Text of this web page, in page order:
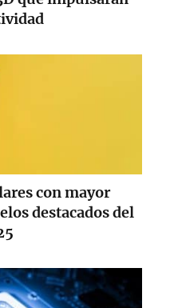
con mayor
destacados del